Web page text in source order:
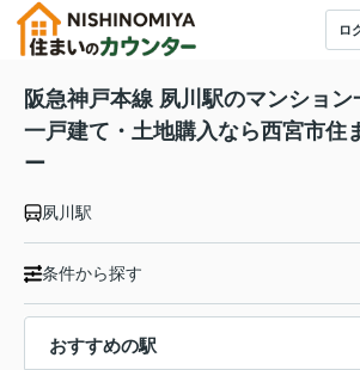
ロ
阪急神戸本線 夙川駅のマンショ
一戸建て・土地購入なら西宮市住
ー
夙川駅
条件から探す
おすすめの駅